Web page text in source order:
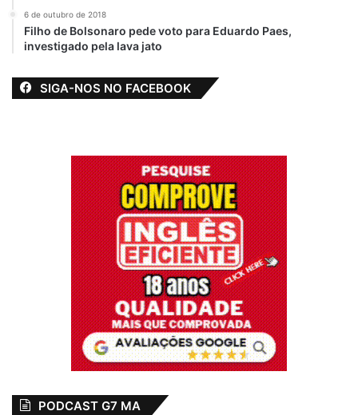
6 de outubro de 2018
Filho de Bolsonaro pede voto para Eduardo Paes,
investigado pela lava jato
SIGA-NOS NO FACEBOOK
PODCAST G7 MA